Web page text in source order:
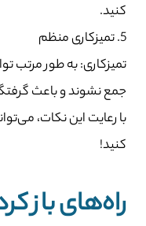
کنید.
5. تمیزکاری منظم
تمیزکاری: به طور مرتب
جمع نشوند و باعث
با رعایت این نکات،
کنید!
راه‌های باز